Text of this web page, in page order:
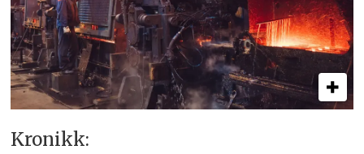
Kronikk: